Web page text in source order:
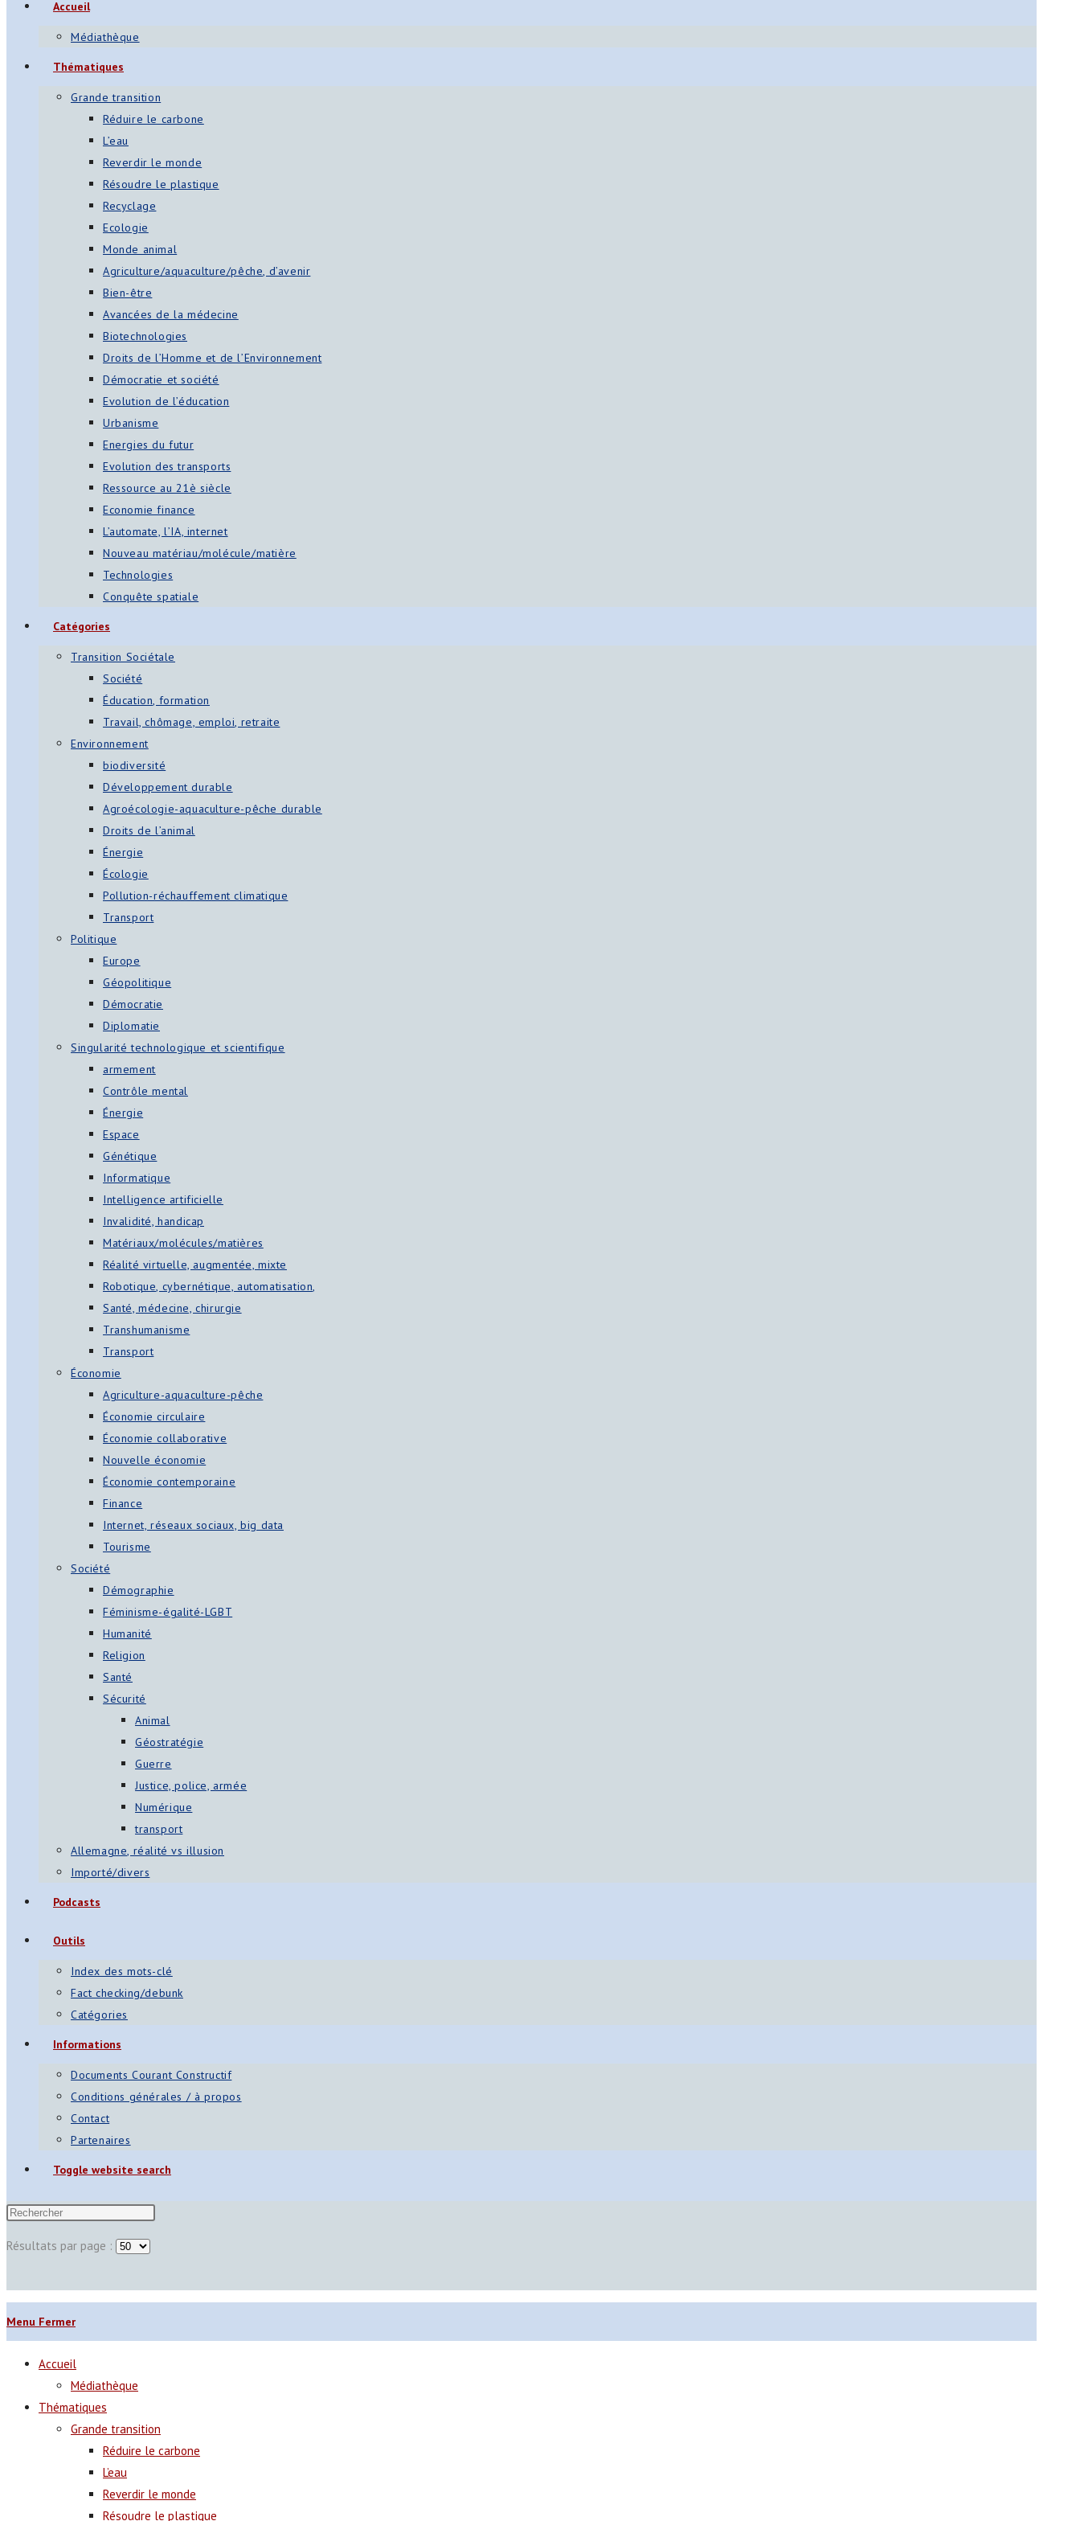
Accueil
Médiathèque
Thématiques
Grande transition
Réduire le carbone
L’eau
Reverdir le monde
Résoudre le plastique
Recyclage
Ecologie
Monde animal
Agriculture/aquaculture/pêche, d’avenir
Bien-être
Avancées de la médecine
Biotechnologies
Droits de l’Homme et de l’Environnement
Démocratie et société
Evolution de l’éducation
Urbanisme
Energies du futur
Evolution des transports
Ressource au 21è siècle
Economie finance
L’automate, l’IA, internet
Nouveau matériau/molécule/matière
Technologies
Conquête spatiale
Catégories
Transition Sociétale
Société
Éducation, formation
Travail, chômage, emploi, retraite
Environnement
biodiversité
Développement durable
Agroécologie-aquaculture-pêche durable
Droits de l’animal
Énergie
Écologie
Pollution-réchauffement climatique
Transport
Politique
Europe
Géopolitique
Démocratie
Diplomatie
Singularité technologique et scientifique
armement
Contrôle mental
Énergie
Espace
Génétique
Informatique
Intelligence artificielle
Invalidité, handicap
Matériaux/molécules/matières
Réalité virtuelle, augmentée, mixte
Robotique, cybernétique, automatisation,
Santé, médecine, chirurgie
Transhumanisme
Transport
Économie
Agriculture-aquaculture-pêche
Économie circulaire
Économie collaborative
Nouvelle économie
Économie contemporaine
Finance
Internet, réseaux sociaux, big data
Tourisme
Société
Démographie
Féminisme-égalité-LGBT
Humanité
Religion
Santé
Sécurité
Animal
Géostratégie
Guerre
Justice, police, armée
Numérique
transport
Allemagne, réalité vs illusion
Importé/divers
Podcasts
Outils
Index des mots-clé
Fact checking/debunk
Catégories
Informations
Documents Courant Constructif
Conditions générales / à propos
Contact
Partenaires
Toggle website search
Résultats par page :
Menu Fermer
Accueil
Médiathèque
Thématiques
Grande transition
Réduire le carbone
L’eau
Reverdir le monde
Résoudre le plastique